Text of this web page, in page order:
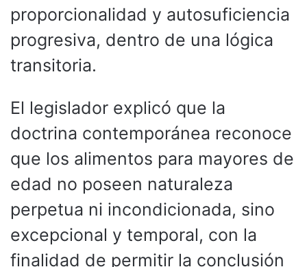
proporcionalidad y autosuficiencia
progresiva, dentro de una lógica
transitoria.
El legislador explicó que la
doctrina contemporánea reconoce
que los alimentos para mayores de
edad no poseen naturaleza
perpetua ni incondicionada, sino
excepcional y temporal, con la
finalidad de permitir la conclusión